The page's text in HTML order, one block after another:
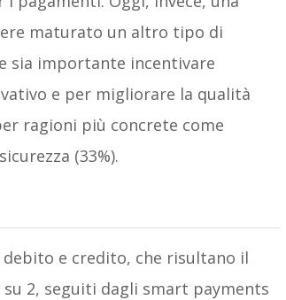
maturato un altro tipo di
sia importante incentivare
e per migliorare la qualità
ragioni più concrete come
(33%).
e credito, che risultano il
2, seguiti dagli smart payments